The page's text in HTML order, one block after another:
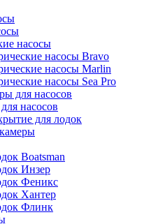
насосы
насосы Bravo
насосы Marlin
насосы Sea Pro
для насосов
насосов
для лодок
Boatsman
Инзер
Феникс
Хантер
Флинк